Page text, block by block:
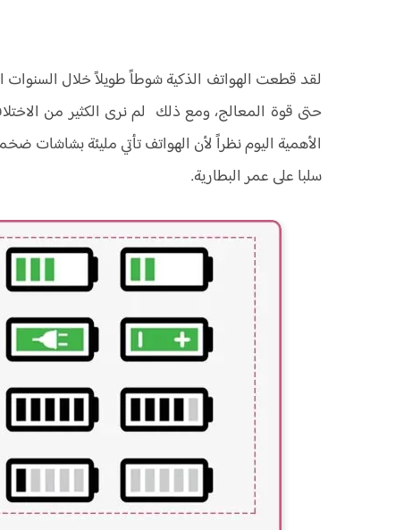
لقد قطعت الهواتف الذكية شوطاً طويلاً خلال السنوات
حتى قوة المعالج، ومع ذلك لم نرى الكثير من
الأهمية اليوم نظراً لأن الهواتف تأتي مليئة
سلبا على عمر البطارية.